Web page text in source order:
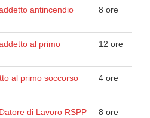
antincendio
8 ore
al primo
12 ore
al primo soccorso
4 ore
di Lavoro RSPP
8 ore